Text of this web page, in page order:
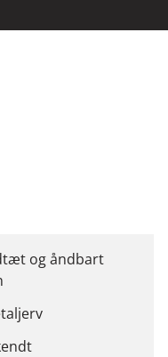
og åndbart